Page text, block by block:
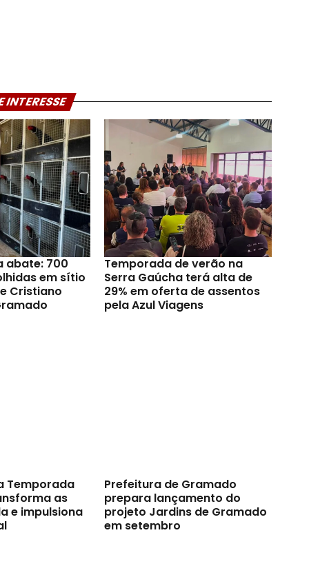
INTERESSE
abate: 700
em sítio
Cristiano
Temporada de verão na
Serra Gaúcha terá alta de
29% em oferta de assentos
pela Azul Viagens
Temporada
as
e impulsiona
Prefeitura de Gramado
prepara lançamento do
projeto Jardins de Gramado
em setembro